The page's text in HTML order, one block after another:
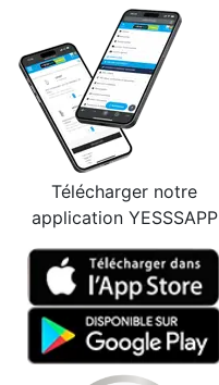
Télécharger notre
application YESSSAPP